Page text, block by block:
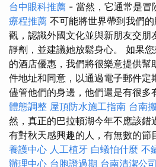
台中眼科推薦 - 當然，它通常是冒
療程推薦 不可能將世界帶到我們
觀，認識外國文化並與新朋友交朋
靜劑，並建議她放鬆身心。 如果
的酒店優惠，我們將很樂意提供幫
件地址和同意，以通過電子郵件定
儘管他們的身邊，他們還是有很多
體態調整 屋頂防水施工指南 台南
然，真正的巴拉頓湖今年不應該錯
有對秋天感興趣的人，有無數的節
養護中心 人工植牙 白蟻怕什麼 不
辦理中心 台胞證過期 台南清潔公司